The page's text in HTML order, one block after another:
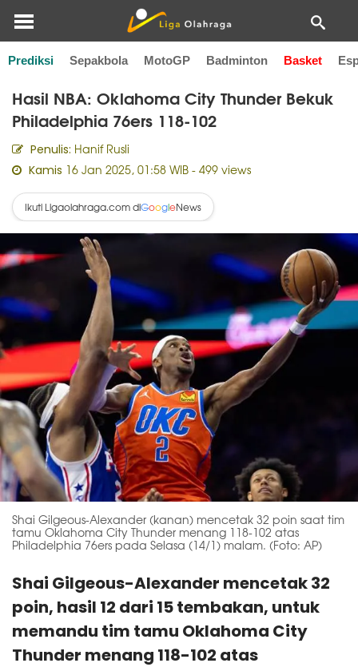
Prediksi Sepakbola MotoGP Badminton Basket
Home Basket
Hasil NBA: Oklahoma City Thunder Bekuk
Philadelphia 76ers 118-102
Penulis: Hanif Rusli
Kamis 16 Jan 2025, 01:58 WIB - 499 views
Ikuti Ligaolahraga.com diGoogleNews
Shai Gilgeous-Alexander (kanan) mencetak 32 poin saat tim
tamu Oklahoma City Thunder menang 118-102 atas
Philadelphia 76ers pada Selasa (14/1) malam. (Foto: AP)
Shai Gilgeous-Alexander mencetak 32
poin, hasil 12 dari 15 tembakan, untuk
memandu tim tamu Oklahoma City
Thunder menang 118-102 atas